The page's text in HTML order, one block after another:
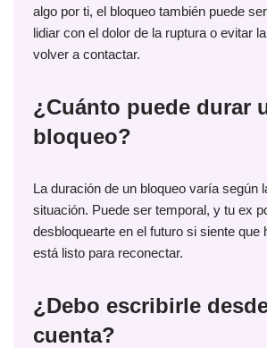
algo por ti, el bloqueo también puede
lidiar con el dolor de la ruptura o evitar
volver a contactar.
¿Cuánto puede durar
bloqueo?
La duración de un bloqueo varía según
situación. Puede ser temporal, y tu ex
desbloquearte en el futuro si siente que
está listo para reconectar.
¿Debo escribirle
cuenta?